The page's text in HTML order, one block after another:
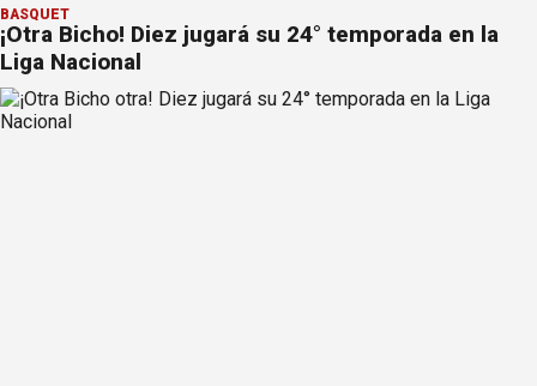
BÁSQUET
¡Otra Bicho! Diez jugará su 24° temporada en la
Liga Nacional